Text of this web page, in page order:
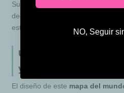
Su composición alegre y cuidada
decorativo protagonista, ideal para
estimulantes, acogedores y llenos
Un mapamundi infantil
y muy original
El diseño de este mapa del
NO, Seguir